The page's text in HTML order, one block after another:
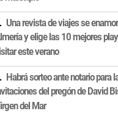
Una revista de viajes se
y elige las 10 mejores
este verano
Habrá sorteo ante notario para
del pregón de David
del Mar